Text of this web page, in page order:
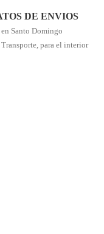
DE ENVIOS
Santo Domingo
Transporte, para el interior